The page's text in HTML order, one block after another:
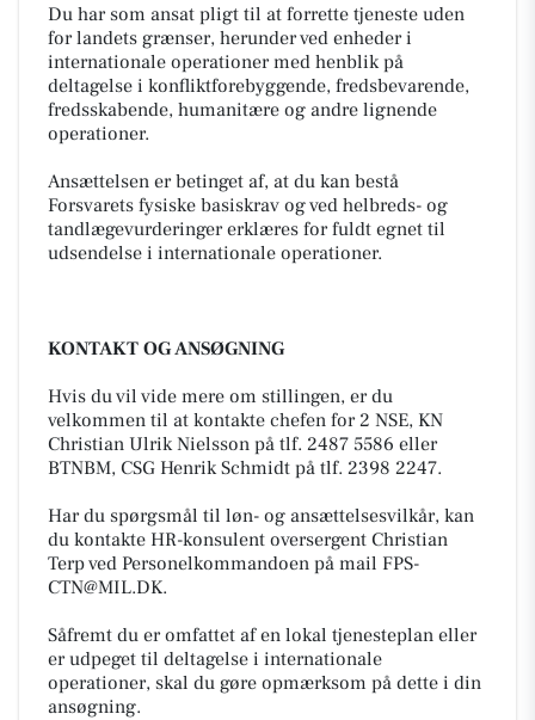
Du har som ansat pligt til at forrette tjeneste uden
for landets grænser, herunder ved enheder i
internationale operationer med henblik på
deltagelse i konfliktforebyggende, fredsbevarende,
fredsskabende, humanitære og andre lignende
operationer.
Ansættelsen er betinget af, at du kan bestå
Forsvarets fysiske basiskrav og ved helbreds- og
tandlægevurderinger erklæres for fuldt egnet til
udsendelse i internationale operationer.
KONTAKT OG ANSØGNING
Hvis du vil vide mere om stillingen, er du
velkommen til at kontakte chefen for 2 NSE, KN
Christian Ulrik Nielsson på tlf. 2487 5586 eller
BTNBM, CSG Henrik Schmidt på tlf. 2398 2247.
Har du spørgsmål til løn- og ansættelsesvilkår, kan
du kontakte HR-konsulent oversergent Christian
Terp ved Personelkommandoen på mail FPS-
CTN@MIL.DK.
Såfremt du er omfattet af en lokal tjenesteplan eller
er udpeget til deltagelse i internationale
operationer, skal du gøre opmærksom på dette i din
ansøgning.